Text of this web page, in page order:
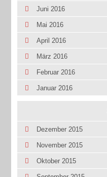
Juni 2016
Mai 2016
April 2016
März 2016
Februar 2016
Januar 2016
Dezember 2015
November 2015
Oktober 2015